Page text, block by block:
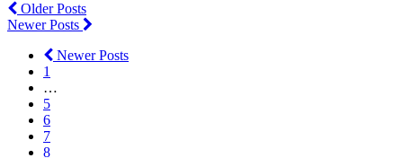
Older Posts
Newer Posts
Newer Posts
1
…
5
6
7
8